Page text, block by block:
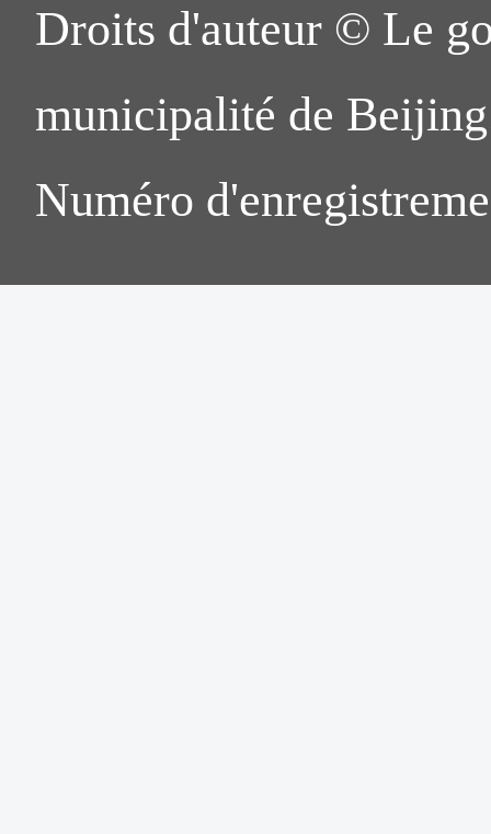
Droits d'auteur © Le
municipalité de
Numéro